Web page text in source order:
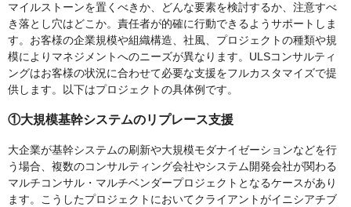
マイルストーンを置くべきか、どんな要素を検討するか、注意すべ
き落とし穴はどこか。責任者が的確に行動できるようサポートしま
す。お客様の企業規模や組織構造、社風、プロジェクトの種類や規
模によりマネジメントへのニーズが異なります。ULSコンサルティ
ングはお客様の状況に合わせて必要な支援をフルカスタマイズで提
供します。以下はプロジェクトの具体例です。
①大規模基幹システムのリプレース支援
大企業が基幹システムの刷新や大規模モダナイゼーションなどを行
う場合、複数のコンサルティング会社やシステム開発会社が関わる
マルチコンサル・マルチベンダープロジェクトとなるケースがあり
ます。こうしたプロジェクトにおいてクライアントがイニシアチブ